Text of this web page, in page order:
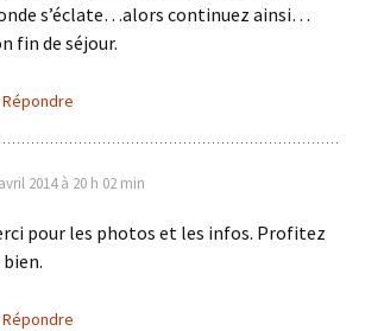
s’éclate…alors continuez ainsi…
fin de séjour.
Répondre
2014 à 20 h 02 min
pour les photos et les infos. Profitez
Répondre